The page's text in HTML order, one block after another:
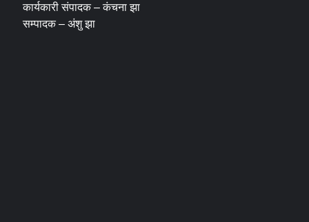
कार्यकारी संपादक – कंचना झा
सम्पादक – अंशु झा